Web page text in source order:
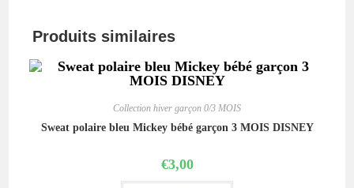
Produits similaires
Collection hiver garçon 0/3 MOIS
Sweat polaire bleu Mickey bébé garçon 3 MOIS DISNEY
€3,00